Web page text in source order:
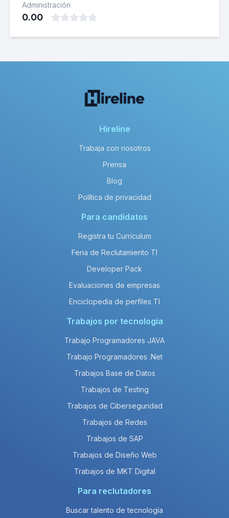
Administración
0.00
Hireline
Trabaja con nosotros
Prensa
Blog
Política de privacidad
Para candidatos
Registra tu Currículum
Feria de Reclutamiento TI
Developer Pack
Evaluaciones de empresas
Enciclopedia de perfiles TI
Trabajos por tecnología
Trabajo Programadores JAVA
Trabajo Programadores .Net
Trabajos Base de Datos
Trabajos de Testing
Trabajos de Ciberseguridad
Trabajos de Redes
Trabajos de SAP
Trabajos de Diseño Web
Trabajos de MKT Digital
Para reclutadores
Buscar talento de tecnología